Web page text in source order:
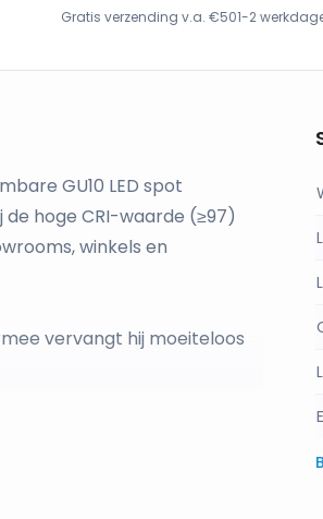
Gratis verzending v.a. €501-2
GU10 LED spot
hoge CRI-waarde (≥97)
winkels en
vervangt hij moeiteloos